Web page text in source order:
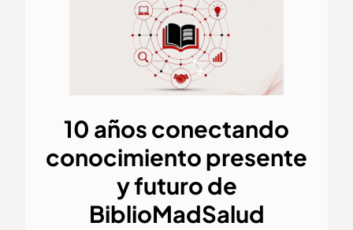
10 añosconectando
conocimientopresente
y futuro de
BiblioMadSalud